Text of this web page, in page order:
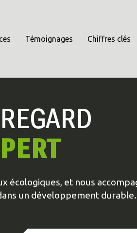
Témoignages Chiffres clés
écologiques, et nous
un développement durable.